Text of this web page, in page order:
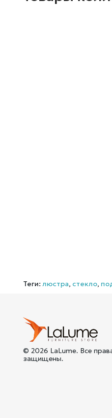
Теги:люстра, стекло,
© 2026 LaLume. Все
защищены.